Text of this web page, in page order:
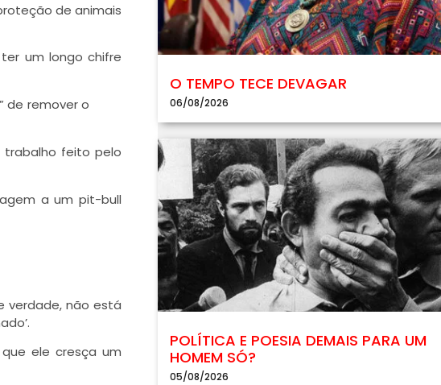
de animais
um longo chifre
de remover o
trabalho feito pelo
a um pit-bull
verdade, não está
ele cresça um
O TEMPO TECE DEVAGAR
06/08/2026
POLÍTICA E POESIA DEMAIS PARA UM
HOMEM SÓ?
05/08/2026